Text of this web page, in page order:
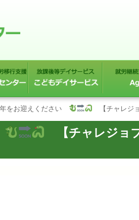
をお迎えください 【チャレジ
【チャレジョ